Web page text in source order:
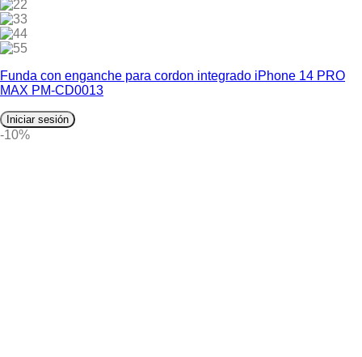
2
3
4
5
Funda con enganche para cordon integrado iPhone 14 PRO
MAX PM-CD0013
Iniciar sesión
-10%